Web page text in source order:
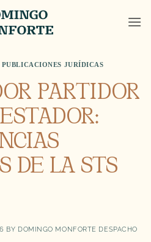
PUBLICACIONES JURÍDICAS
PARTIDOR
DE LA STS
BY DOMINGO MONFORTE DESPACHO